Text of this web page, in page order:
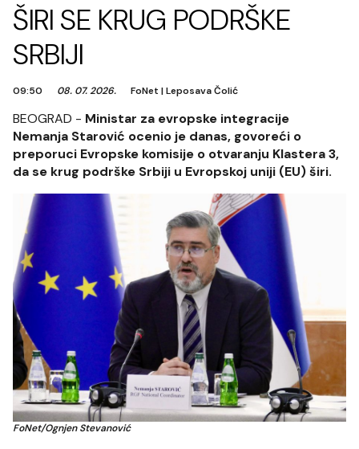
ŠIRI SE KRUG PODRŠKE
SRBIJI
09:50 08. 07. 2026. FoNet |Leposava Čolić
BEOGRAD - Ministar za evropske integracije
Nemanja Starović ocenio je danas, govoreći o
preporuci Evropske komisije o otvaranju Klastera 3,
da se krug podrške Srbiji u Evropskoj uniji (EU) širi.
FoNet/Ognjen Stevanović